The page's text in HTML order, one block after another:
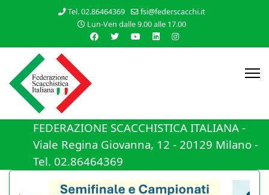
Tel. 02.86464369
fsi@federscacchi.it
Lun-Ven dalle 9.00 alle 17.00
FEDERAZIONE SCACCHISTICA ITALIANA -
Viale Regina Giovanna, 12 - 20129 Milano -
Tel. 02.86464369